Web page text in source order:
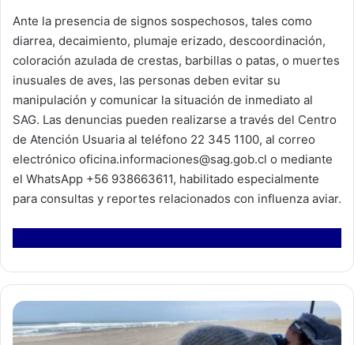
Ante la presencia de signos sospechosos, tales como
diarrea, decaimiento, plumaje erizado, descoordinación,
coloración azulada de crestas, barbillas o patas, o muertes
inusuales de aves, las personas deben evitar su
manipulación y comunicar la situación de inmediato al
SAG. Las denuncias pueden realizarse a través del Centro
de Atención Usuaria al teléfono 22 345 1100, al correo
electrónico oficina.informaciones@sag.gob.cl o mediante
el WhatsApp +56 938663611, habilitado especialmente
para consultas y reportes relacionados con influenza aviar.
S
A